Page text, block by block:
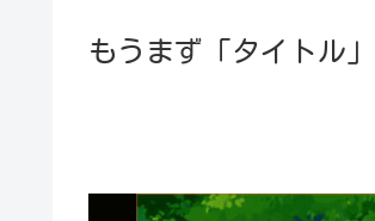
もうまず「タイトル